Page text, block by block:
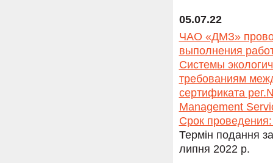
05.07.22
ЧАО «ДМЗ»
выполнения
Системы
требованиям
сертификата
Management
Срок проведения:
Термін подання
липня 2022 р.